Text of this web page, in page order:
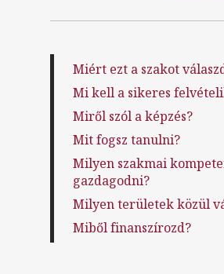
Miért ezt a szakot
Mi kell a sikeres
Miről szól a képzés?
Mit fogsz tanulni?
Milyen szakmai
gazdagodni?
Milyen területek közül
Miből finanszírozd?